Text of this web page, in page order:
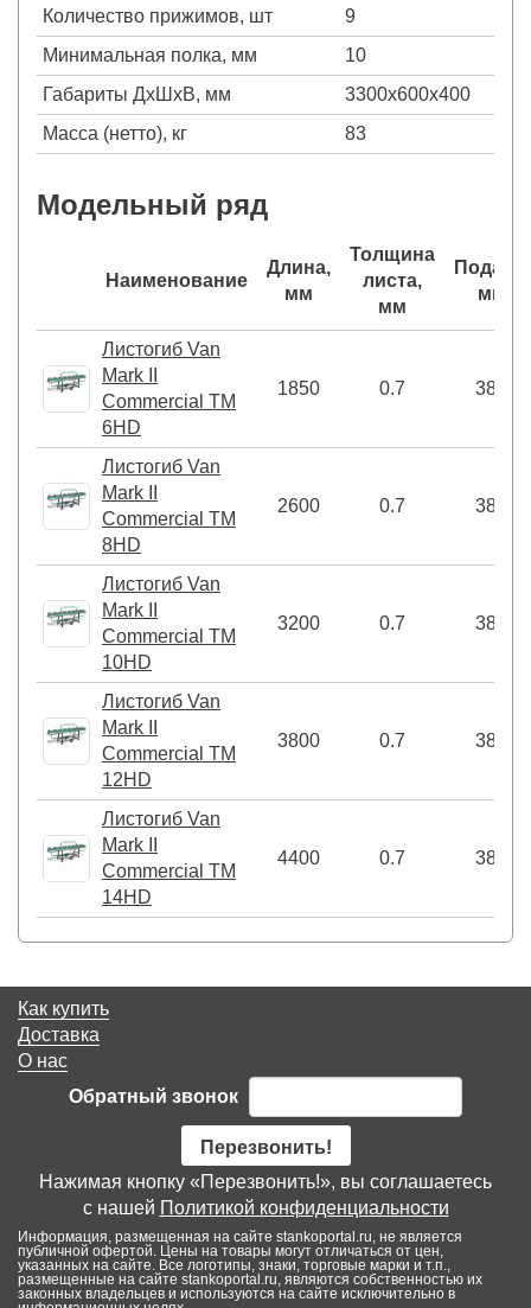
Количество прижимов, шт
9
Минимальная полка, мм
10
Габариты ДхШхВ, мм
3300х600х400
Масса (нетто), кг
83
Модельный ряд
Наименование
Длина,
мм
Толщина
листа,
мм
Подача,
мм
Листогиб Van
Mark II
Commercial TM
6HD
1850 0.7 380
Листогиб Van
Mark II
Commercial TM
8HD
2600 0.7 380
Листогиб Van
Mark II
Commercial TM
10HD
3200 0.7 380
Листогиб Van
Mark II
Commercial TM
12HD
3800 0.7 380
Листогиб Van
Mark II
Commercial TM
14HD
4400 0.7 380
Как купить
Доставка
О нас
Обратный звонок
Перезвонить!
Нажимая кнопку «Перезвонить!», вы соглашаетесь
с нашей Политикой конфиденциальности
Информация, размещенная на сайте stankoportal.ru, не является
публичной офертой. Цены на товары могут отличаться от цен,
указанных на сайте. Все логотипы, знаки, торговые марки и т.п.,
размещенные на сайте stankoportal.ru, являются собственностью их
законных владельцев и используются на сайте исключительно в